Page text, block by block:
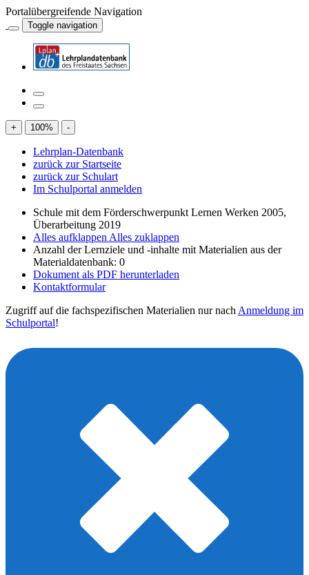
Portalübergreifende Navigation
Toggle navigation
+ 100% -
Lehrplan-Datenbank
zurück zur Startseite
zurück zur Schulart
Im Schulportal anmelden
Schule mit dem Förderschwerpunkt Lernen Werken 2005,
Überarbeitung 2019
Alles aufklappen Alles zuklappen
Anzahl der Lernziele und -inhalte mit Materialien aus der
Materialdatenbank: 0
Dokument als PDF herunterladen
Kontaktformular
Zugriff auf die fachspezifischen Materialien nur nach Anmeldung im
Schulportal!